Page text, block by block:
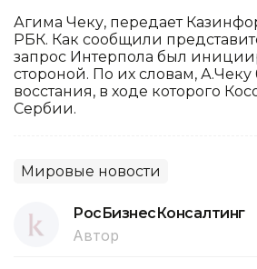
Агима Чеку, передает
РБК. Как сообщили
запрос Интерпола был
стороной. По их словам,
восстания, в ходе которого
Сербии.
Мировые новости
РосБизнесКонсалтинг
Автор